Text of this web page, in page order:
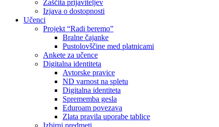
Zaščita prijaviteljev
Izjava o dostopnosti
Učenci
Projekt “Radi beremo”
Bralne čajanke
Pustolovščine med platnicami
Ankete za učence
Digitalna identiteta
Avtorske pravice
ND varnost na spletu
Digitalna identiteta
Sprememba gesla
Eduroam povezava
Zlata pravila uporabe tablice
Izbirni predmeti